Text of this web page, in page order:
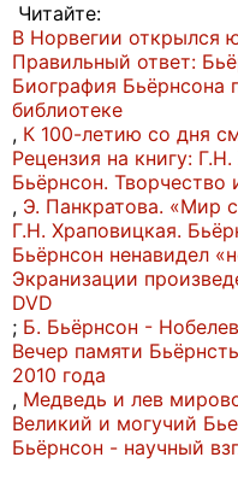
Читайте:
В Норвегии открылся
Правильный ответ:
Биография Бьёрнсона
библиотеке
, К 100-летию со дня
Рецензия на книгу:
Бьёрнсон. Творчество
, Э. Панкратова. «Мир
Г.Н. Храповицкая.
Бьёрнсон ненавидел
Экранизации
DVD
; Б. Бьёрнсон -
Вечер памяти
2010 года
, Медведь и лев
Великий и могучий
Бьёрнсон - научный